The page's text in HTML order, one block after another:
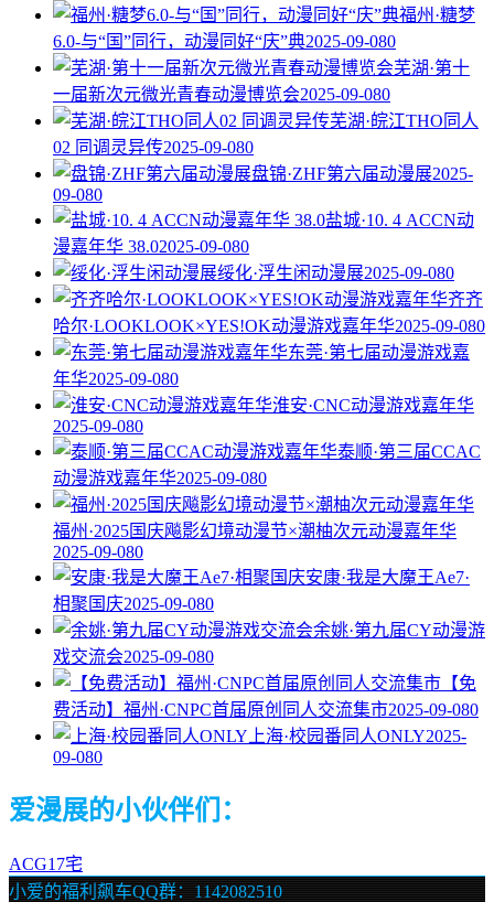
福州·糖梦
6.0-与“国”同行，动漫同好“庆”典2025-09-080
芜湖·第十
一届新次元微光青春动漫博览会2025-09-080
芜湖·皖江THO同人
02 同调灵异传2025-09-080
盘锦·ZHF第六届动漫展2025-
09-080
盐城·10. 4 ACCN动
漫嘉年华 38.02025-09-080
绥化·浮生闲动漫展2025-09-080
齐齐
哈尔·LOOKLOOK×YES!OK动漫游戏嘉年华2025-09-080
东莞·第七届动漫游戏嘉
年华2025-09-080
淮安·CNC动漫游戏嘉年华
2025-09-080
泰顺·第三届CCAC
动漫游戏嘉年华2025-09-080
福州·2025国庆飚影幻境动漫节×潮柚次元动漫嘉年华
2025-09-080
安康·我是大魔王Ae7·
相聚国庆2025-09-080
余姚·第九届CY动漫游
戏交流会2025-09-080
【免
费活动】福州·CNPC首届原创同人交流集市2025-09-080
上海·校园番同人ONLY2025-
09-080
爱漫展的小伙伴们：
ACG17宅
小爱的福利飙车QQ群：1142082510